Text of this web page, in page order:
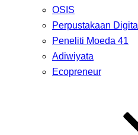
OSIS
Perpustakaan Digital
Peneliti Moeda 41
Adiwiyata
Ecopreneur